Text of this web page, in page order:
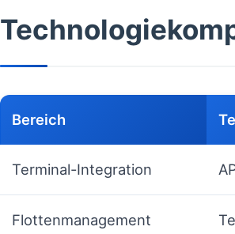
Bereich
Terminal-Integration
Flottenmanagement